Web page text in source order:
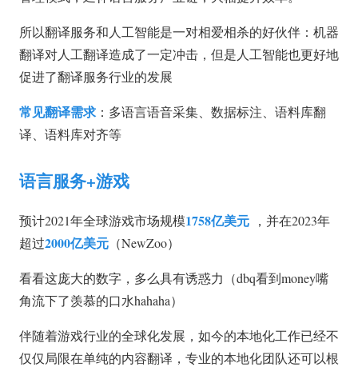
所以翻译服务和人工智能是一对相爱相杀的好伙伴：机器
翻译对人工翻译造成了一定冲击，但是人工智能也更好地
促进了翻译服务行业的发展
常见翻译需求 ：多语言语音采集、数据标注、语料库翻
译、语料库对齐等
语言服务+游戏
预计2021年全球游戏市场规模1758亿美元 ，并在2023年
超过2000亿美元 （NewZoo）
看看这庞大的数字，多么具有诱惑力（dbq看到money嘴
角流下了羡慕的口水hahaha）
伴随着游戏行业的全球化发展，如今的本地化工作已经不
仅仅局限在单纯的内容翻译，专业的本地化团队还可以根